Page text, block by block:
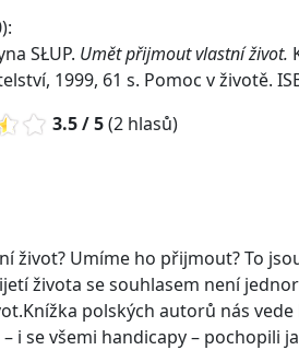
SŁUP. Umět přijmout vlastní život.
1999, 61 s. Pomoc v životě.
3.5 / 5(2 hlasů)
život? Umíme ho přijmout? To
života se souhlasem není
polských autorů nás
i se všemi handicapy – pochopili